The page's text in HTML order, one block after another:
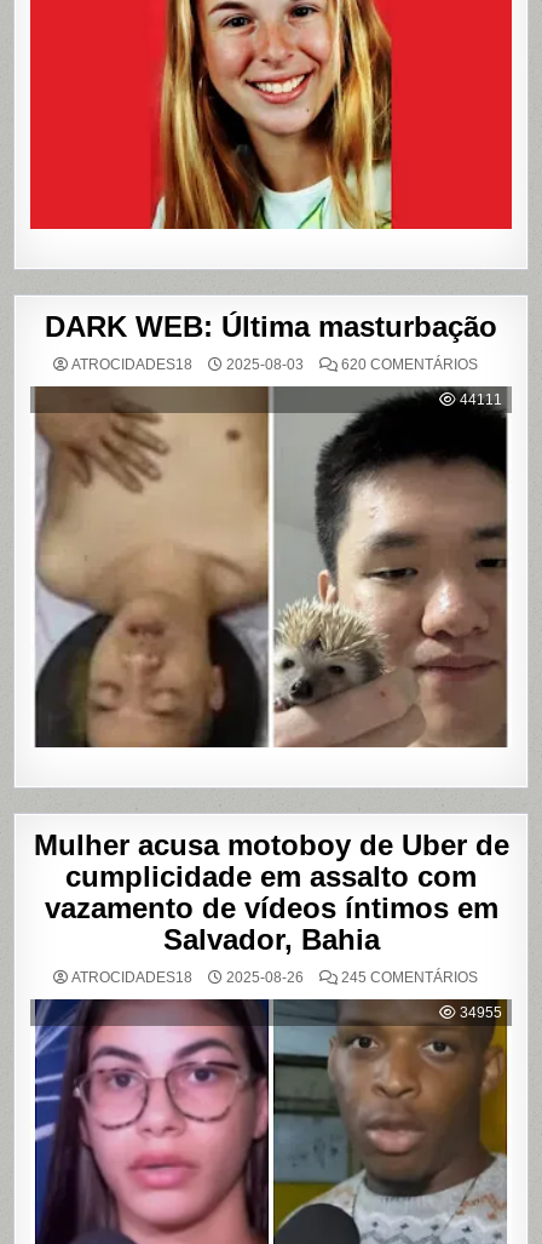
DARK WEB: Última masturbação
ATROCIDADES18 2025-08-03 620 COMENTÁRIOSEM
WEB:
ÚLTIMA
44111
Mulher acusa motoboy de Uber de
cumplicidade em assalto com
vazamento de vídeos íntimos em
Salvador, Bahia
ATROCIDADES18 2025-08-26 245 COMENTÁRIOSEM
ACUSA
DE
UBER
DE
EM
DE
VÍDEOS
ÍNTIMOS
EM
BAHIA
34955